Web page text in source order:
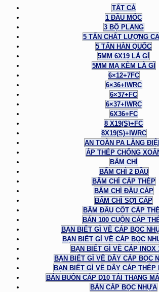
TẤT CẢ
1 ĐẦU MÓC
3 BỘ PLANG
5 TẤN CHẤT LƯỢNG
5 TẤN HÀN QUỐC
5MM 6X19 LÀ GÌ
5MM MẠ KẼM LÀ GÌ
6×12+7FC
6×36+IWRC
6×37+FC
6×37+IWRC
6X36+FC
8 X19(S)+FC
8X19(S)+IWRC
AN TOÀN PA LĂNG
ÁP THÉP CHỐNG
BẤM CHÌ
BẤM CHÌ 2 ĐẦU
BẤM CHÌ CÁP THÉP
BẤM CHÌ ĐẦU CÁP
BẤM CHÌ SỢI CÁP
BẤM ĐẦU CỐT CÁP
BÁN 100 CUỘN CÁP
BẠN BIẾT GÌ VỀ CÁP BỌC
BẠN BIẾT GÌ VỀ CÁP BỌC
BẠN BIẾT GÌ VỀ CÁP INOX
BẠN BIẾT GÌ VỀ DÂY CÁP BỌC
BẠN BIẾT GÌ VỀ DÂY CÁP THÉP
BÁN BUÔN CÁP D10 TẢI THANG
BÁN CÁP BỌC NHỰA